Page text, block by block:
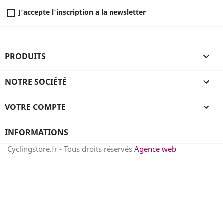
J'accepte l'inscription a la newsletter
PRODUITS 
NOTRE SOCIÉTÉ 
VOTRE COMPTE 
INFORMATIONS
Cyclingstore.fr - Tous droits réservés Agence web